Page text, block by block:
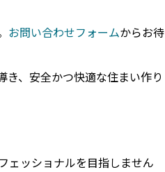
お問い合わせフォームからお待
、安全かつ快適な住まい作り
ェッショナルを目指しません